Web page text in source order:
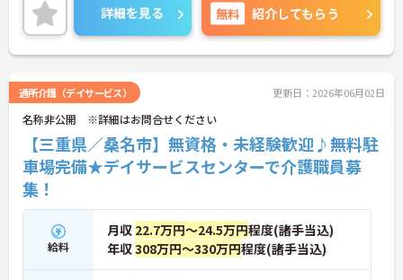
詳細を見る 無料 紹介してもらう
通所介護（デイサービス） 更新日：2026年06月02日
名称非公開 ※詳細はお問合せください
【三重県／桑名市】無資格・未経験歓迎♪無料駐
車場完備★デイサービスセンターで介護職員募
集！
給料
月収 22.7万円～24.5万円程度(諸手当込)
年収308万円～330万円程度(諸手当込)